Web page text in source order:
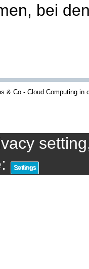
bei
& Co - Cloud Computing in
Settings